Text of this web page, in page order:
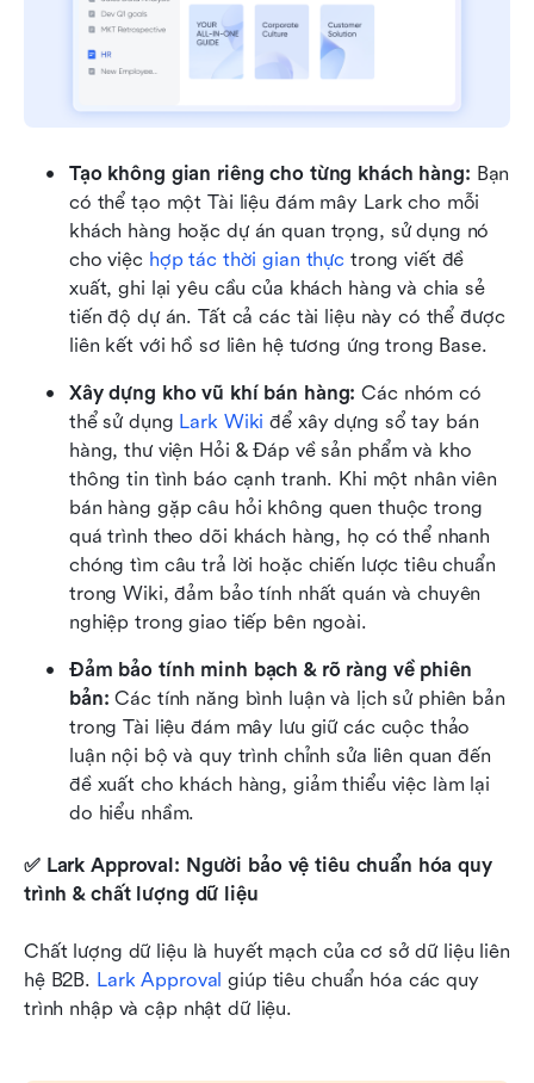
Tạo không gian riêng cho từng khách hàng: Bạn
có thể tạo một Tài liệu đám mây Lark cho mỗi
khách hàng hoặc dự án quan trọng, sử dụng nó
cho việc hợp tác thời gian thực trong viết đề
xuất, ghi lại yêu cầu của khách hàng và chia sẻ
tiến độ dự án. Tất cả các tài liệu này có thể được
liên kết với hồ sơ liên hệ tương ứng trong Base.
Xây dựng kho vũ khí bán hàng: Các nhóm có
thể sử dụng Lark Wiki để xây dựng sổ tay bán
hàng, thư viện Hỏi & Đáp về sản phẩm và kho
thông tin tình báo cạnh tranh. Khi một nhân viên
bán hàng gặp câu hỏi không quen thuộc trong
quá trình theo dõi khách hàng, họ có thể nhanh
chóng tìm câu trả lời hoặc chiến lược tiêu chuẩn
trong Wiki, đảm bảo tính nhất quán và chuyên
nghiệp trong giao tiếp bên ngoài.
Đảm bảo tính minh bạch & rõ ràng về phiên
bản: Các tính năng bình luận và lịch sử phiên bản
trong Tài liệu đám mây lưu giữ các cuộc thảo
luận nội bộ và quy trình chỉnh sửa liên quan đến
đề xuất cho khách hàng, giảm thiểu việc làm lại
do hiểu nhầm.
✅ Lark Approval: Người bảo vệ tiêu chuẩn hóa quy
trình & chất lượng dữ liệu
Chất lượng dữ liệu là huyết mạch của cơ sở dữ liệu liên
hệ B2B. Lark Approval giúp tiêu chuẩn hóa các quy
trình nhập và cập nhật dữ liệu.